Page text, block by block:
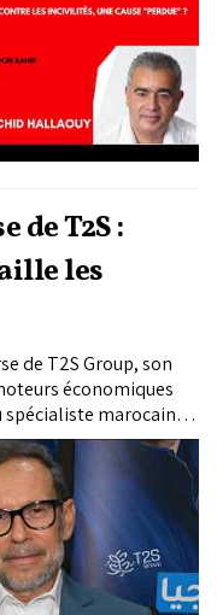
T2S :
les
de T2S Group, son
économiques
marocain
médicale,
la croissance
subsaharienne
une trajectoire qui